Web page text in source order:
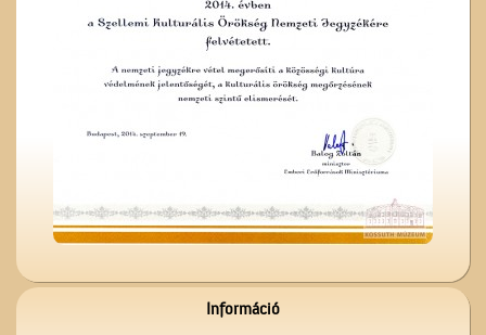
A Ceglédi Dózsa György
Népi Kollégium diákjai
énekelnek
templom tornya
Információ